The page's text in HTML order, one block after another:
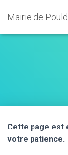
Mairie de
Cette page est
votre patience.